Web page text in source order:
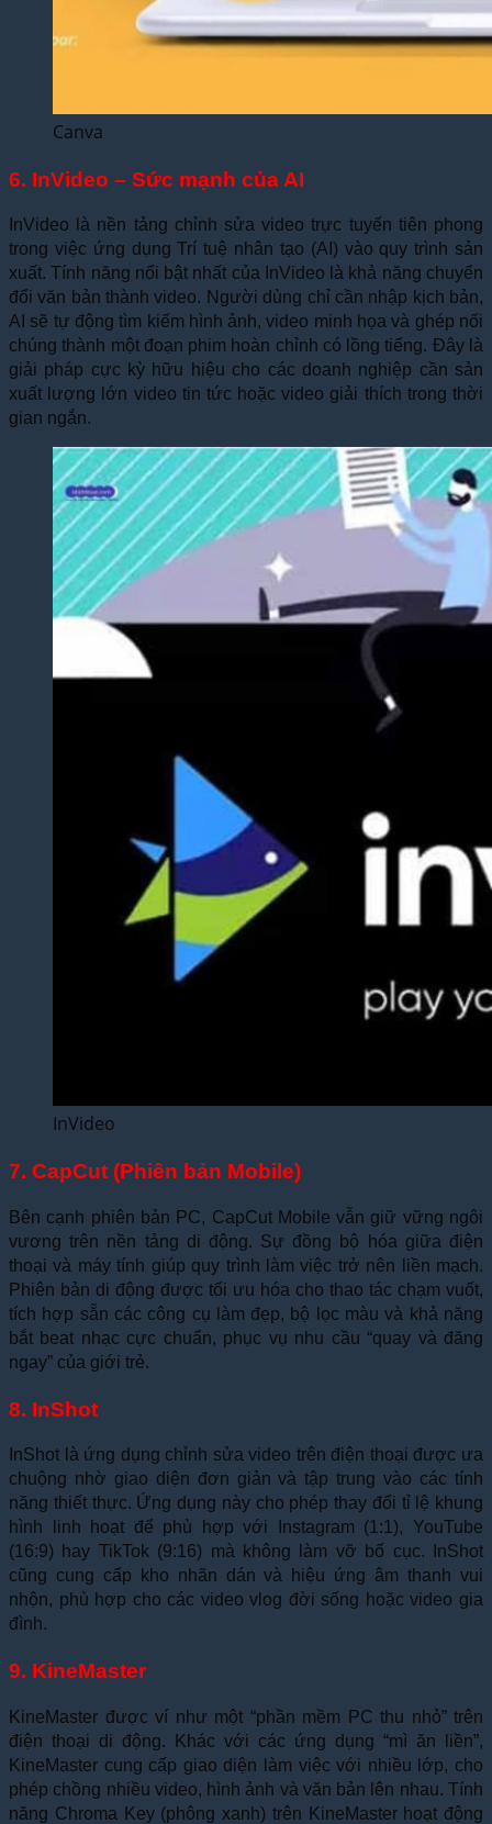
Canva
6. InVideo – Sức mạnh của AI
InVideo là nền tảng chỉnh sửa video trực tuyến tiên phong
trong việc ứng dụng Trí tuệ nhân tạo (AI) vào quy trình sản
xuất. Tính năng nổi bật nhất của InVideo là khả năng chuyển
đổi văn bản thành video. Người dùng chỉ cần nhập kịch bản,
AI sẽ tự động tìm kiếm hình ảnh, video minh họa và ghép nối
chúng thành một đoạn phim hoàn chỉnh có lồng tiếng. Đây là
giải pháp cực kỳ hữu hiệu cho các doanh nghiệp cần sản
xuất lượng lớn video tin tức hoặc video giải thích trong thời
gian ngắn.
InVideo
7. CapCut (Phiên bản Mobile)
Bên cạnh phiên bản PC, CapCut Mobile vẫn giữ vững ngôi
vương trên nền tảng di động. Sự đồng bộ hóa giữa điện
thoại và máy tính giúp quy trình làm việc trở nên liền mạch.
Phiên bản di động được tối ưu hóa cho thao tác chạm vuốt,
tích hợp sẵn các công cụ làm đẹp, bộ lọc màu và khả năng
bắt beat nhạc cực chuẩn, phục vụ nhu cầu “quay và đăng
ngay” của giới trẻ.
8. InShot
InShot là ứng dụng chỉnh sửa video trên điện thoại được ưa
chuộng nhờ giao diện đơn giản và tập trung vào các tính
năng thiết thực. Ứng dụng này cho phép thay đổi tỉ lệ khung
hình linh hoạt để phù hợp với Instagram (1:1), YouTube
(16:9) hay TikTok (9:16) mà không làm vỡ bố cục. InShot
cũng cung cấp kho nhãn dán và hiệu ứng âm thanh vui
nhộn, phù hợp cho các video vlog đời sống hoặc video gia
đình.
9. KineMaster
KineMaster được ví như một “phần mềm PC thu nhỏ” trên
điện thoại di động. Khác với các ứng dụng “mì ăn liền”,
KineMaster cung cấp giao diện làm việc với nhiều lớp, cho
phép chồng nhiều video, hình ảnh và văn bản lên nhau. Tính
năng Chroma Key (phông xanh) trên KineMaster hoạt động